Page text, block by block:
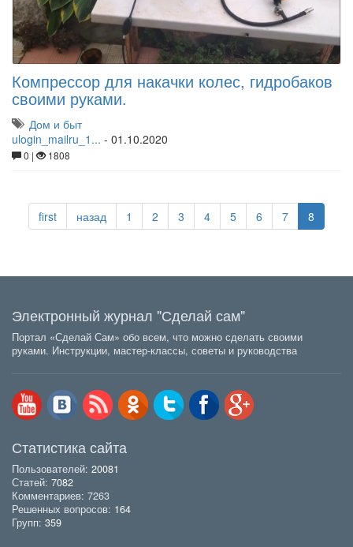
Компрессор для накачки колес, гидробаков
своими руками.
Дом и быт
ulogin_mailru_1... - 01.10.2020
0 | 1808
first назад 1 2 3 4 5 6 7 8
Электронный журнал "Сделай сам"
Портал «Сделай Сам» обо всем, что можно сделать своими
руками. Инструкции, мастер-классы, советы и руководства
Статистика сайта
Пользователей: 20081
Статей: 7082
Комментариев: 7263
Решенных вопросов: 164
Групп: 359